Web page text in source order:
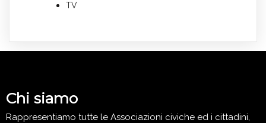
TV
Chi siamo
Rappresentiamo tutte le Associazioni civiche ed i cittadini,